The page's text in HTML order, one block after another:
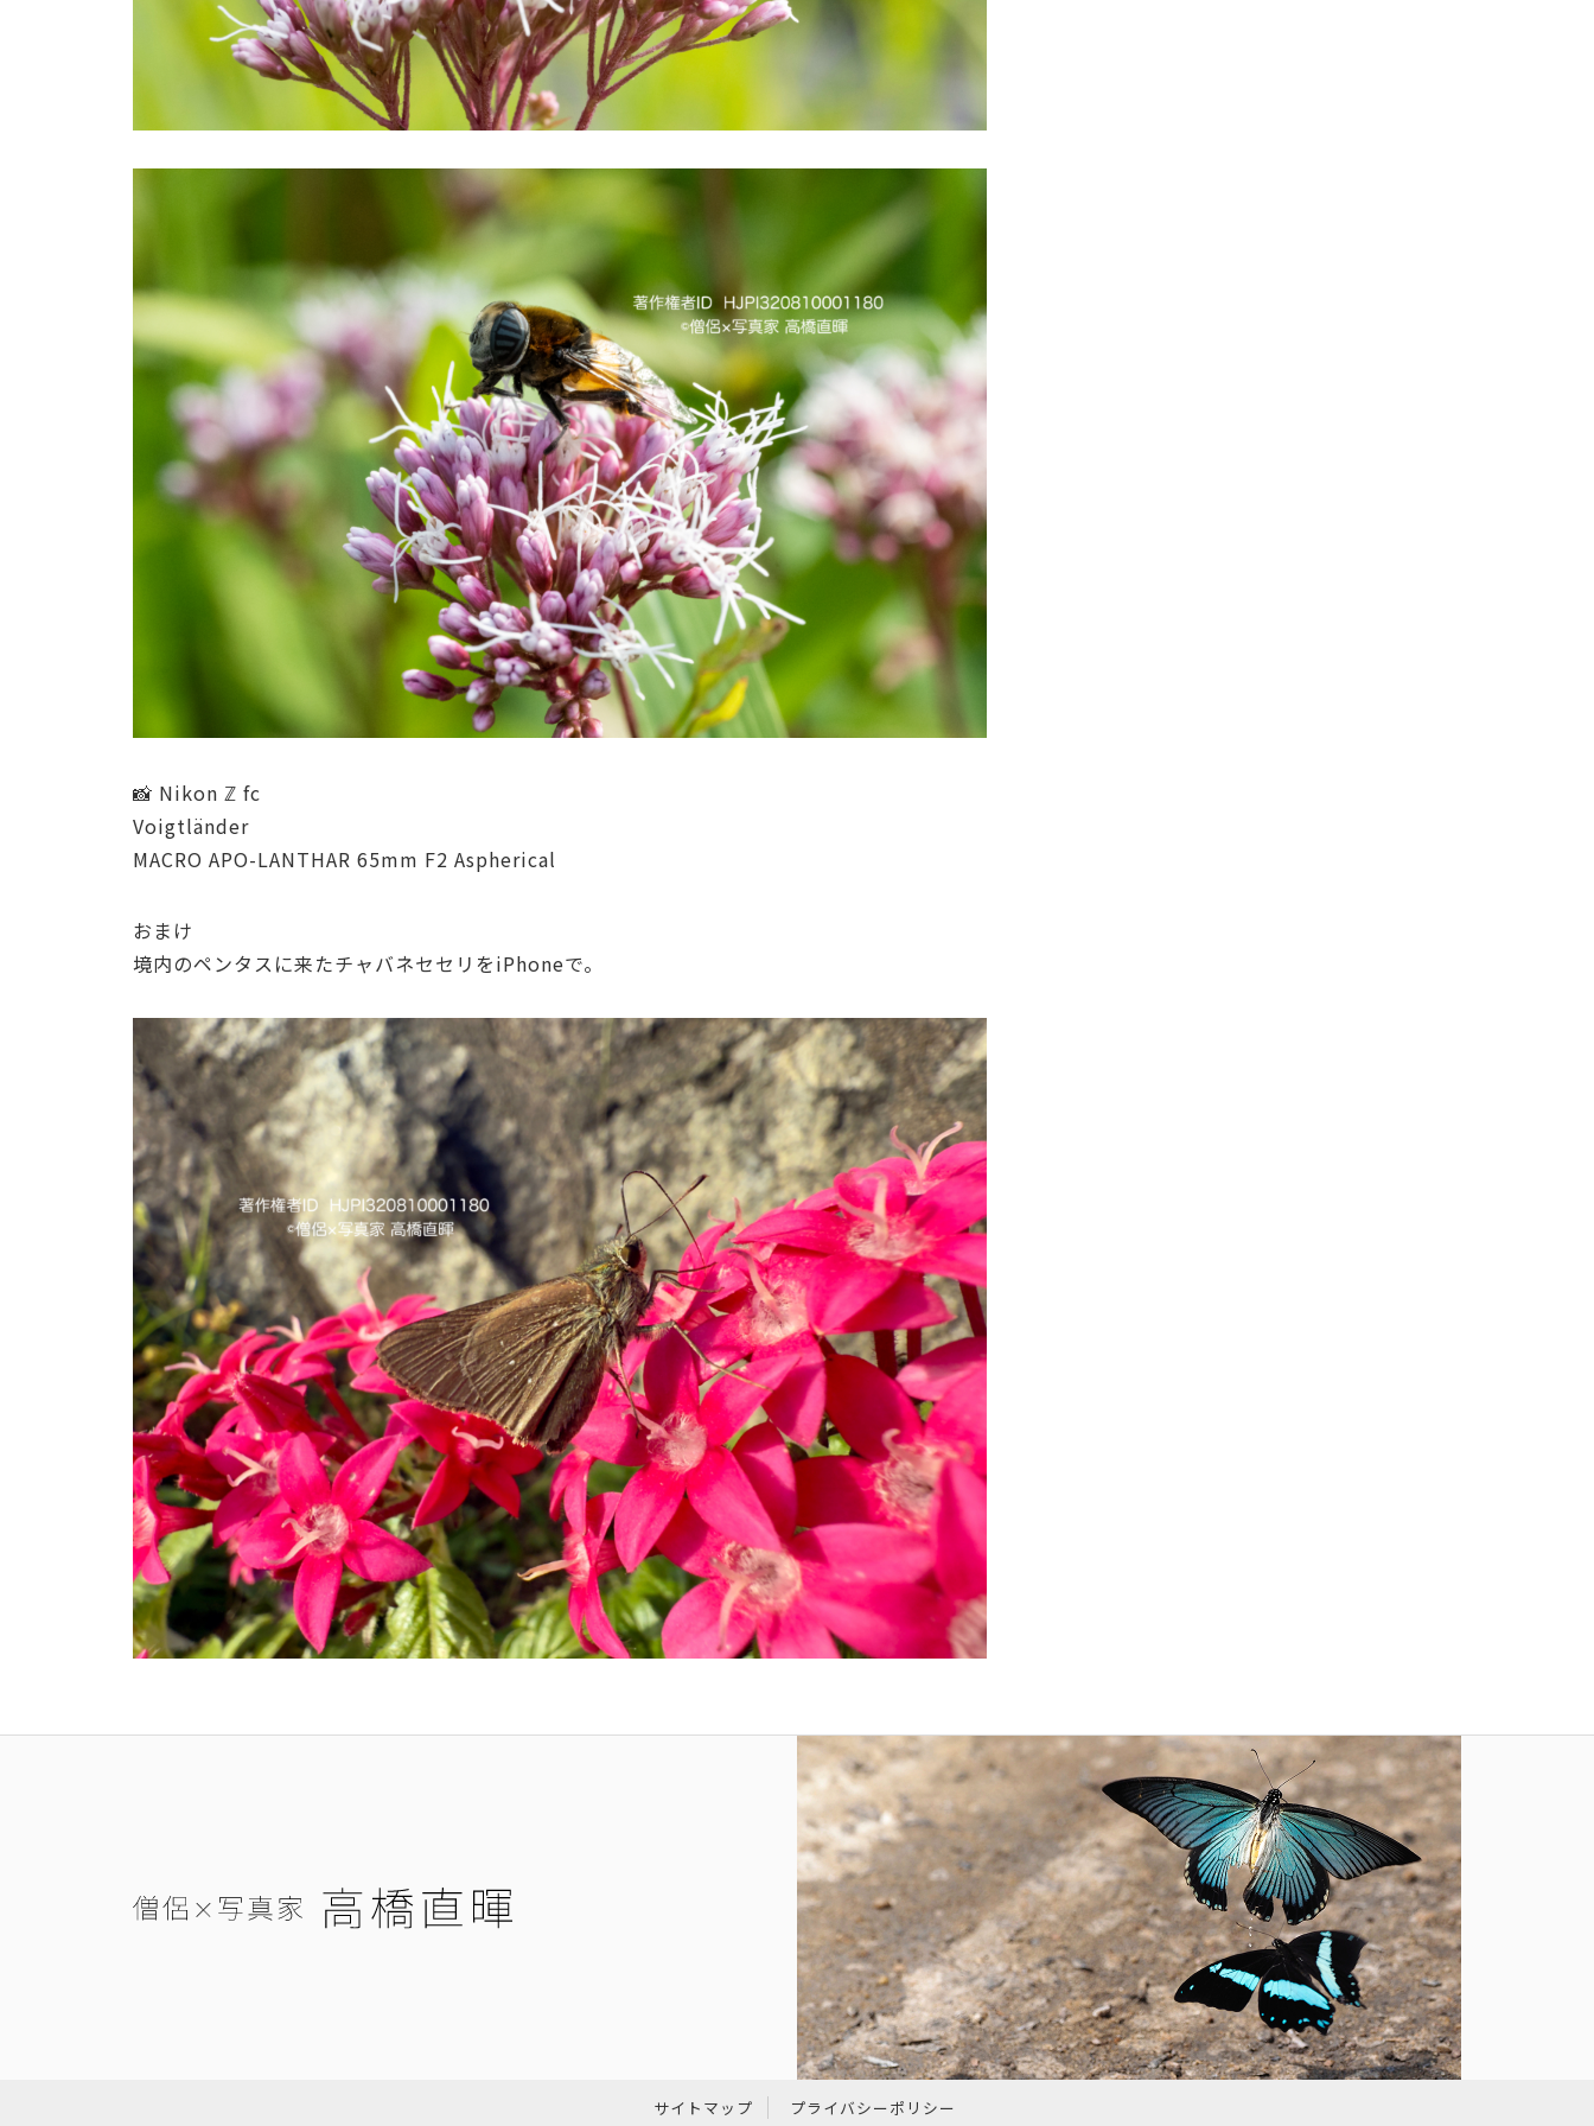
📸 Nikon ℤ fc
Voigtländer
MACRO APO-LANTHAR 65mm F2 Aspherical
おまけ
境内のペンタスに来たチャバネセセリをiPhoneで。
サイトマップ プライバシーポリシー